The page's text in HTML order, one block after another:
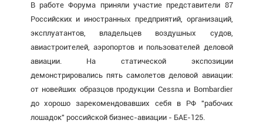
В работе Форума приняли участие представители 87
Российских и иностранных предприятий, организаций,
эксплуатантов, владельцев воздушных судов,
авиастроителей, аэропортов и пользователей деловой
авиации. На статической экспозиции
демонстрировались пять самолетов деловой авиации:
от новейших образцов продукции Cessna и Bombardier
до хорошо зарекомендовавших себя в РФ "рабочих
лошадок" российской бизнес-авиации - БАЕ-125.